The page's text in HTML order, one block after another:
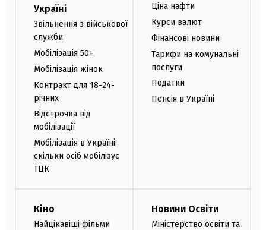
Україні
Звільнення з військової
служби
Мобілізація 50+
Мобілізація жінок
Контракт для 18-24-
річних
Відстрочка від
мобілізації
Мобілізація в Україні:
скільки осіб мобілізує
ТЦК
Ціна нафти
Курси валют
Фінансові новини
Тарифи на комунальні
послуги
Податки
Пенсія в Україні
Кіно
Найцікавіші фільми
Новини Освіти
Міністерство освіти та